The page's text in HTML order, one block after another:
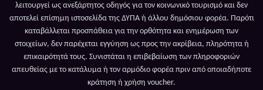
λειτουργεί ως ανεξάρτητος οδηγός για τον κοινωνικό τουρισμό και δεν
αποτελεί επίσημη ιστοσελίδα της ΔΥΠΑ ή άλλου δημόσιου φορέα. Παρότι
καταβάλλεται προσπάθεια για την ορθότητα και ενημέρωση των
στοιχείων, δεν παρέχεται εγγύηση ως προς την ακρίβεια, πληρότητα ή
επικαιρότητά τους. Συνιστάται η επιβεβαίωση των πληροφοριών
απευθείας με το κατάλυμα ή τον αρμόδιο φορέα πριν από οποιαδήποτε
κράτηση ή χρήση voucher.